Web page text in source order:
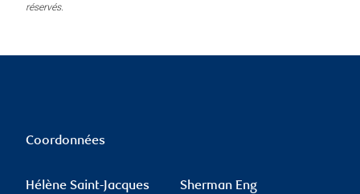
réservés.
Coordonnées
Hélène Saint-Jacques Sherman Eng